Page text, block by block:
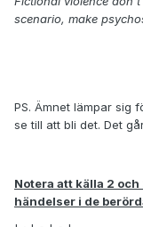
scenario, make
PS. Ämnet lämpar sig
se till att bli det. Det
Notera att källa 2
händelser i de